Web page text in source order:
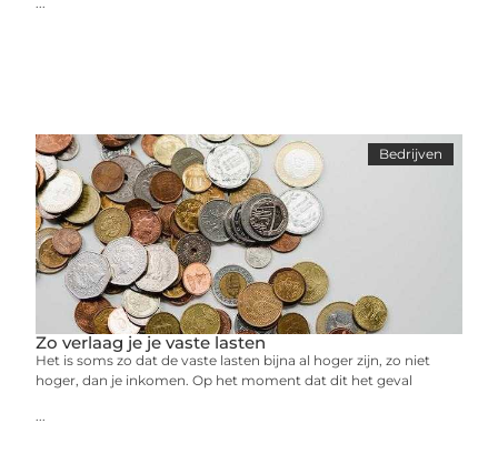
Bedrijven
Zo verlaag je je vaste lasten
Het is soms zo dat de vaste lasten bijna al hoger zijn, zo niet
hoger, dan je inkomen. Op het moment dat dit het geval
...